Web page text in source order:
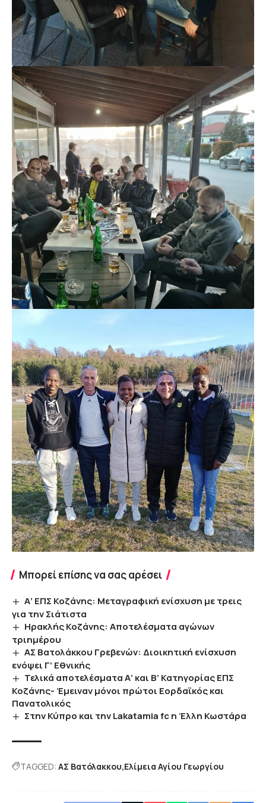
Μπορεί επίσης να σας αρέσει
Α’ ΕΠΣ Κοζάνης: Μεταγραφική ενίσχυση με τρεις
για την Σιάτιστα
Ηρακλής Κοζάνης: Αποτελέσματα αγώνων
τριημέρου
ΑΣ Βατολάκκου Γρεβενών: Διοικητική ενίσχυση
ενόψει Γ’ Εθνικής
Τελικά αποτελέσματα Α’ και Β’ Κατηγορίας ΕΠΣ
Κοζάνης- Έμειναν μόνοι πρώτοι Εορδαϊκός και
Πανατολικός
Στην Κύπρο και την Lakatamia fc η Έλλη Κωστάρα
TAGGED: ΑΣ Βατόλακκου Ελίμεια Αγίου Γεωργίου